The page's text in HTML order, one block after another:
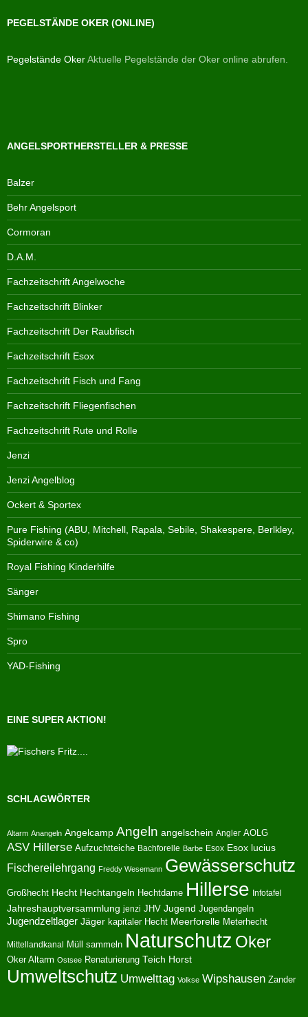
PEGELSTÄNDE OKER (ONLINE)
Pegelstände OkerAktuelle Pegelstände der Oker online abrufen.
ANGELSPORTHERSTELLER & PRESSE
Balzer
Behr Angelsport
Cormoran
D.A.M.
Fachzeitschrift Angelwoche
Fachzeitschrift Blinker
Fachzeitschrift Der Raubfisch
Fachzeitschrift Esox
Fachzeitschrift Fisch und Fang
Fachzeitschrift Fliegenfischen
Fachzeitschrift Rute und Rolle
Jenzi
Jenzi Angelblog
Ockert & Sportex
Pure Fishing (ABU, Mitchell, Rapala, Sebile, Shakespere, Berlkley,
Spiderwire & co)
Royal Fishing Kinderhilfe
Sänger
Shimano Fishing
Spro
YAD-Fishing
EINE SUPER AKTION!
SCHLAGWÖRTER
Altarm Anangeln Angelcamp Angeln angelschein Angler AOLG
ASV Hillerse Aufzuchtteiche Bachforelle Barbe Esox Esox lucius
Fischereilehrgang Freddy Wesemann Gewässerschutz
Großhecht Hecht Hechtangeln Hechtdame Hillerse Infotafel
Jahreshauptversammlung jenzi JHV Jugend Jugendangeln
Jugendzeltlager Jäger kapitaler Hecht Meerforelle Meterhecht
Mittellandkanal Müll sammeln Naturschutz Oker
Oker Altarm Ostsee Renaturierung Teich Horst
Umweltschutz Umwelttag Volkse Wipshausen Zander